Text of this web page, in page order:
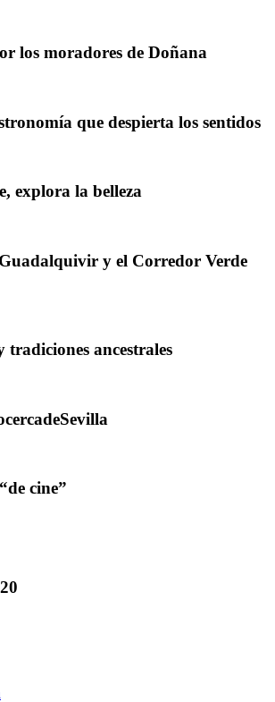
los moradores de Doñana
que despierta los sentidos
explora la belleza
Guadalquivir y el Corredor Verde
tradiciones ancestrales
cine”